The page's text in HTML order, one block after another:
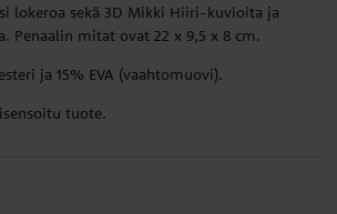
lokeroa sekä 3D Mikki Hiiri-kuvioita ja
Penaalin mitat ovat 22 x 9,5 x 8 cm.
ja 15% EVA (vaahtomuovi).
tuote.